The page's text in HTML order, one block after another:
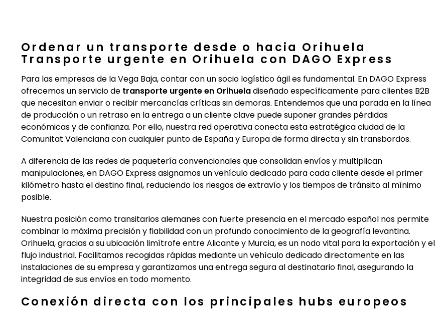
Ordenar un transporte desde o hacia Orihuela
Transporte urgente en Orihuela con DAGO Express
Para las empresas de la Vega Baja, contar con un socio logístico ágil es fundamental. En DAGO Express
ofrecemos un servicio de transporte urgente en Orihueladiseñado específicamente para clientes B2B
que necesitan enviar o recibir mercancías críticas sin demoras. Entendemos que una parada en la línea
de producción o un retraso en la entrega a un cliente clave puede suponer grandes pérdidas
económicas y de confianza. Por ello, nuestra red operativa conecta esta estratégica ciudad de la
Comunitat Valenciana con cualquier punto de España y Europa de forma directa y sin transbordos.
A diferencia de las redes de paquetería convencionales que consolidan envíos y multiplican
manipulaciones, en DAGO Express asignamos un vehículo dedicado para cada cliente desde el primer
kilómetro hasta el destino final, reduciendo los riesgos de extravío y los tiempos de tránsito al mínimo
posible.
Nuestra posición como transitarios alemanes con fuerte presencia en el mercado español nos permite
combinar la máxima precisión y fiabilidad con un profundo conocimiento de la geografía levantina.
Orihuela, gracias a su ubicación limítrofe entre Alicante y Murcia, es un nodo vital para la exportación y el
flujo industrial. Facilitamos recogidas rápidas mediante un vehículo dedicado directamente en las
instalaciones de su empresa y garantizamos una entrega segura al destinatario final, asegurando la
integridad de sus envíos en todo momento.
Conexión directa con los principales hubs europeos